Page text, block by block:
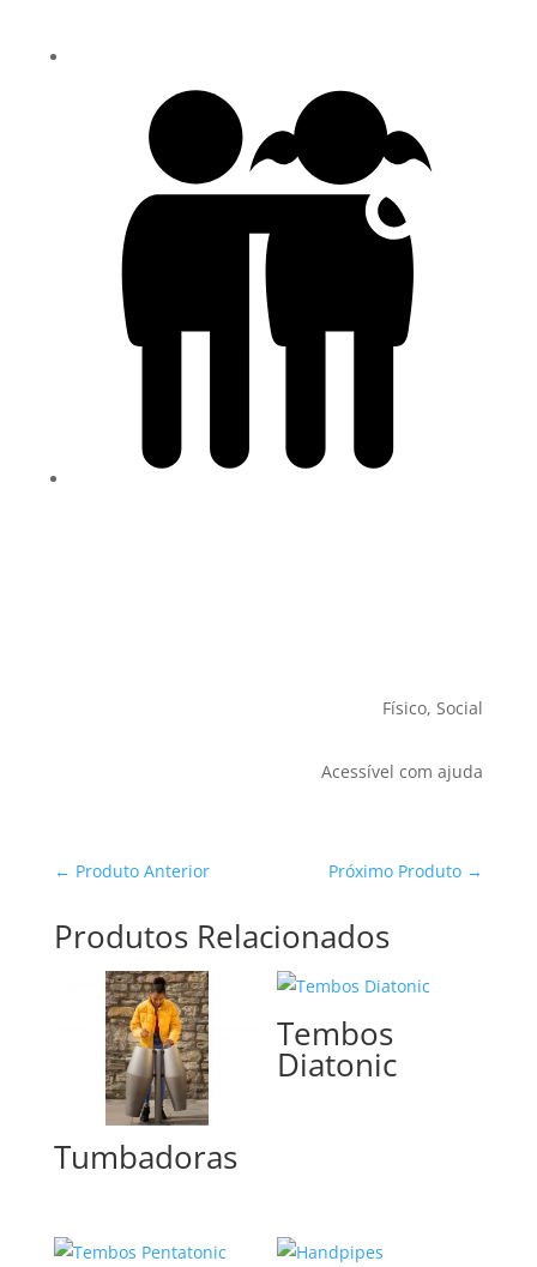
Físico, Social
Acessível com ajuda
← Produto Anterior Próximo Produto →
Produtos Relacionados
Tumbadoras
Tembos
Diatonic